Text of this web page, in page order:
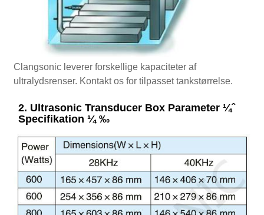
Clangsonic leverer forskellige kapaciteter af
ultralydsrenser. Kontakt os for tilpasset tankstørrelse.
2. Ultrasonic Transducer Box Parameter ¼ˆ
Specifikation ¼ ‰